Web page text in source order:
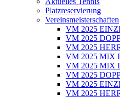
Platzreservierung
Vereinsmeisterschaften
VM 2025
VM 2025
VM 2025
VM 2025 MIX
VM 2025 MIX
VM 2025
VM 2025
VM 2025